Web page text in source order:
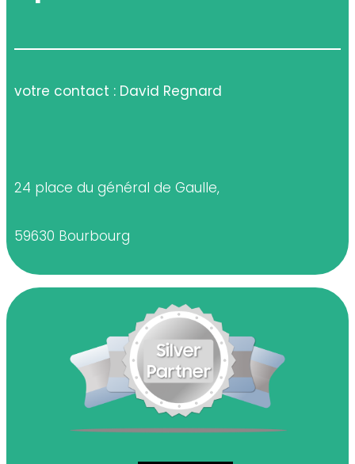
votre contact : David Regnard
24 place du général de Gaulle,
59630 Bourbourg